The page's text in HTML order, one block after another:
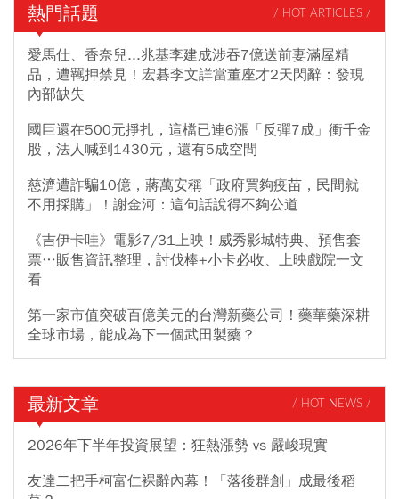
熱門話題 / HOT ARTICLES /
愛馬仕、香奈兒...兆基李建成涉吞7億送前妻滿屋精
品，遭羈押禁見！宏碁李文詳當董座才2天閃辭：發現
內部缺失
國巨還在500元掙扎，這檔已連6漲「反彈7成」衝千金
股，法人喊到1430元，還有5成空間
慈濟遭詐騙10億，蔣萬安稱「政府買夠疫苗，民間就
不用採購」！謝金河：這句話說得不夠公道
《吉伊卡哇》電影7/31上映！威秀影城特典、預售套
票…販售資訊整理，討伐棒+小卡必收、上映戲院一文
看
第一家市值突破百億美元的台灣新藥公司！藥華藥深耕
全球市場，能成為下一個武田製藥？
最新文章 / HOT NEWS /
2026年下半年投資展望：狂熱漲勢 vs 嚴峻現實
友達二把手柯富仁裸辭內幕！「落後群創」成最後稻